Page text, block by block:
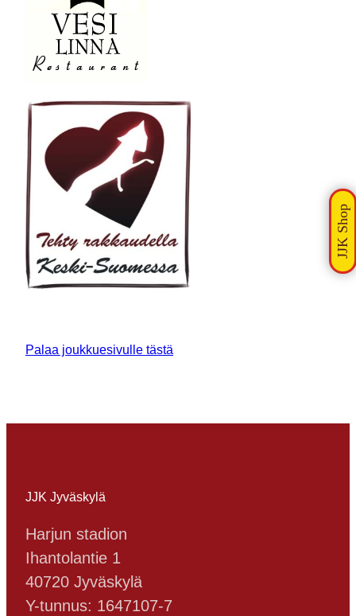
Palaa joukkuesivulle tästä
JJK Jyväskylä
Harjun stadion
Ihantolantie 1
40720 Jyväskylä
Y-tunnus: 1647107-7